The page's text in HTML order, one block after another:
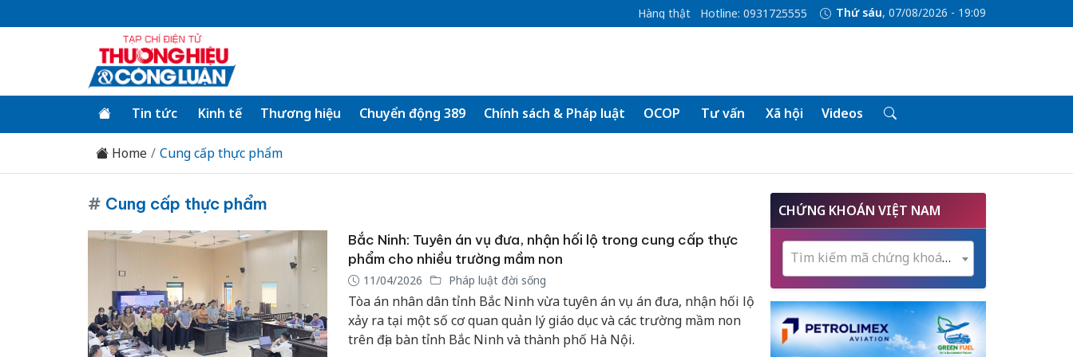
Hàng thật Hotline: 0931725555 Thứ sáu, 07/08/2026 - 19:09
Tin tức Kinh tế Thương hiệu Chuyển động 389 Chính sách & Pháp luật OCOP Tư vấn Xã hội Videos
Home Cung cấp thực phẩm
# Cung cấp thực phẩm
Bắc Ninh: Tuyên án vụ đưa, nhận hối lộ trong cung cấp thực
phẩm cho nhiều trường mầm non
11/04/2026 Pháp luật đời sống
Tòa án nhân dân tỉnh Bắc Ninh vừa tuyên án vụ án đưa, nhận hối lộ
xảy ra tại một số cơ quan quản lý giáo dục và các trường mầm non
trên địa bàn tỉnh Bắc Ninh và thành phố Hà Nội.
CHỨNG KHOÁN VIỆT NAM
Tìm kiếm mã chứng khoán...